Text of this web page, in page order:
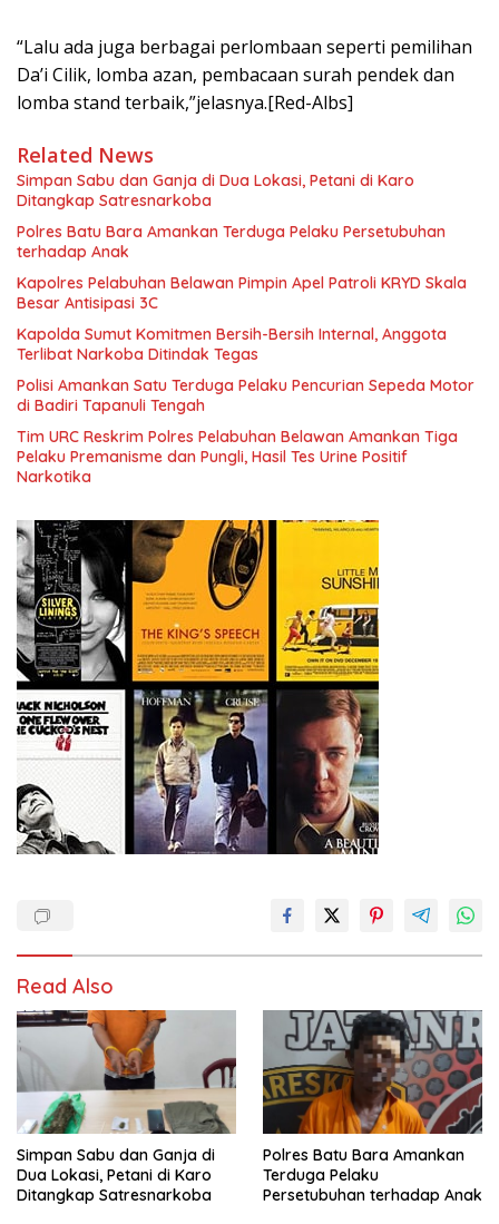
“Lalu ada juga berbagai perlombaan seperti pemilihan
Da’i Cilik, lomba azan, pembacaan surah pendek dan
lomba stand terbaik,”jelasnya.[Red-Albs]
Related News
Simpan Sabu dan Ganja di Dua Lokasi, Petani di Karo
Ditangkap Satresnarkoba
Polres Batu Bara Amankan Terduga Pelaku Persetubuhan
terhadap Anak
Kapolres Pelabuhan Belawan Pimpin Apel Patroli KRYD Skala
Besar Antisipasi 3C
Kapolda Sumut Komitmen Bersih-Bersih Internal, Anggota
Terlibat Narkoba Ditindak Tegas
Polisi Amankan Satu Terduga Pelaku Pencurian Sepeda Motor
di Badiri Tapanuli Tengah
Tim URC Reskrim Polres Pelabuhan Belawan Amankan Tiga
Pelaku Premanisme dan Pungli, Hasil Tes Urine Positif
Narkotika
Read Also
Simpan Sabu dan Ganja di
Dua Lokasi, Petani di Karo
Ditangkap Satresnarkoba
Polres Batu Bara Amankan
Terduga Pelaku
Persetubuhan terhadap Anak